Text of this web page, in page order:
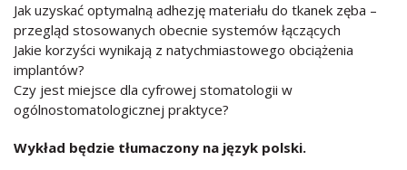
Jak uzyskać optymalną adhezję materiału do tkanek zęba –
przegląd stosowanych obecnie systemów łączących
Jakie korzyści wynikają z natychmiastowego obciążenia
implantów?
Czy jest miejsce dla cyfrowej stomatologii w
ogólnostomatologicznej praktyce?
Wykład będzie tłumaczony na język polski.